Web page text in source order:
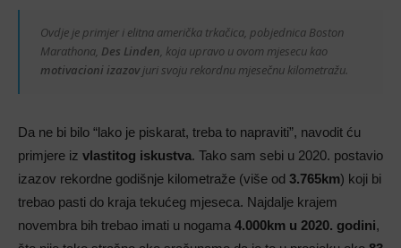
Ovdje je primjer i elitna američka trkačica, pobjednica Boston
Marathona, Des Linden, koja upravo u ovom mjesecu kao
motivacioni izazovjuri svoju rekordnu mjesečnu kilometražu.
Da ne bi bilo “lako je piskarat, treba to napraviti”, navodit ću
primjere iz vlastitog iskustva. Tako sam sebi u 2020. postavio
izazov rekordne godišnje kilometraže (više od 3.765km) koji bi
trebao pasti do kraja tekućeg mjeseca. Najdalje krajem
novembra bih trebao imati u nogama 4.000km u 2020. godini,